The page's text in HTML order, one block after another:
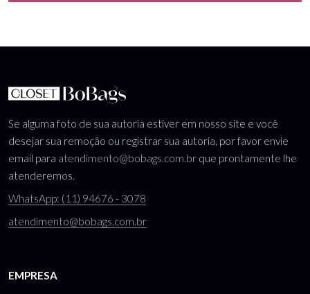
Se alguma foto de sua autoria estiver em nosso site e você
desejar sua remoção ou registrar sua autoria, por favor envie
email para atendimento@bobags.com.br que prontamente lhe
atenderemos.
WhatsApp: (11) 94676 - 3078
atendimento@bobags.com.br
EMPRESA